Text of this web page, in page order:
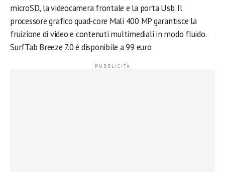
microSD, la videocamera frontale e la porta Usb. Il
processore grafico quad-core Mali 400 MP garantisce la
fruizione di video e contenuti multimediali in modo fluido.
SurfTab Breeze 7.0 è disponibile a 99 euro